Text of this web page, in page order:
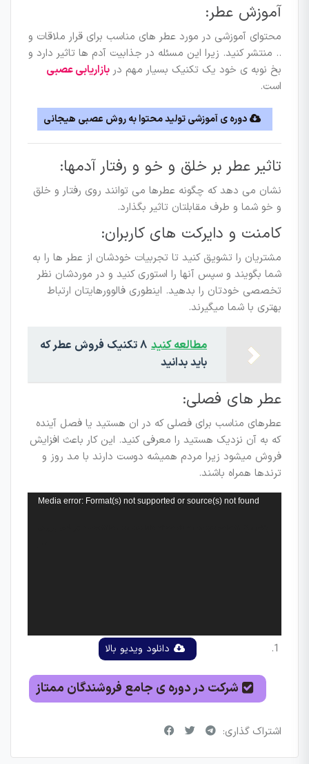
آموزش عطر:
محتوای آموزشی در مورد عطر های مناسب برای قرار ملاقات و
.. منتشر کنید. زیرا این مسئله در جذابیت آدم ها تاثیر دارد و
بخ نوبه ی خود یک تکنیک بسیار مهم در بازاریابی عصبی
است.
دوره ی آموزشی تولید محتوا به روش عصبی هیجانی
تاثیر عطر بر خلق و خو و رفتار آدمها:
نشان می دهد که چگونه عطرها می توانند روی رفتار و خلق
و خو شما و طرف مقابلتان تاثیر بگذارد.
کامنت و دایرکت های کاربران:
مشتریان را تشویق کنید تا تجربیات خودشان از عطر ها را به
شما بگویند و سپس آنها را استوری کنید و در موردشان نظر
تخصصی خودتان را بدهید. اینطوری فالوورهایتان ارتباط
بهتری با شما میگیرند.
مطالعه کنید
۸ تکنیک فروش عطر که
باید بدانید
عطر های فصلی:
عطرهای مناسب برای فصلی که در ان هستید یا فصل آینده
که به آن نزدیک هستید را معرفی کنید. این کار باعث افزایش
فروش میشود زیرا مردم همیشه دوست دارند با مد روز و
ترندها همراه باشند.
نمایشگرMedia error: Format(s) not supported or source(s) not found
دانلود ویدیو بالا
شرکت در دوره ی جامع فروشندگان ممتاز
اشتراک گذاری: